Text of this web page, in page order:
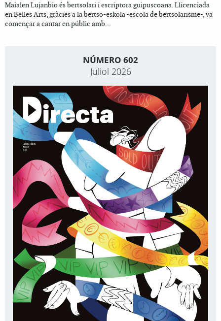
Maialen Lujanbio és bertsolari i escriptora guipuscoana. Llicenciada
en Belles Arts, gràcies a la bertso-eskola -escola de bertsolarisme-, va
començar a cantar en públic amb...
NÚMERO 602
Juliol 2026